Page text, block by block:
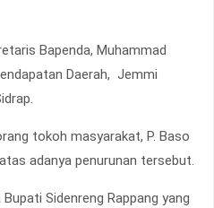
Bapenda, Muhammad
Daerah, Jemmi
tokoh masyarakat, P. Baso
adanya penurunan tersebut.
Sidenreng Rappang yang